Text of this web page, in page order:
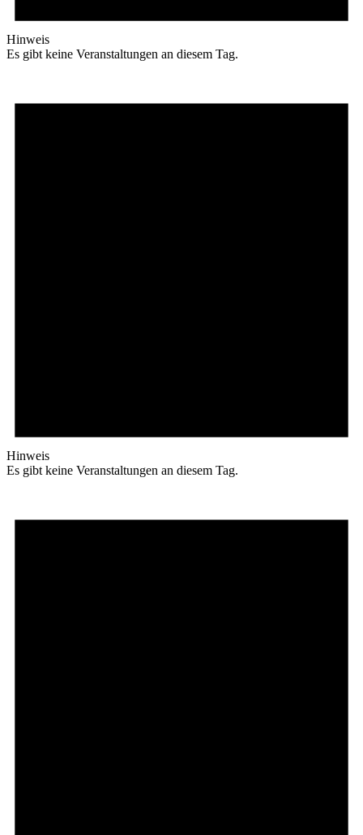
Hinweis
Es gibt keine Veranstaltungen an diesem Tag.
Hinweis
Es gibt keine Veranstaltungen an diesem Tag.